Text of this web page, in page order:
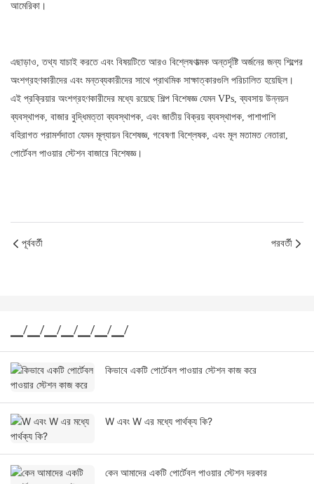
আমেরিকা।
এছাড়াও, তথ্য যাচাই করতে এবং বিষয়টিতে আরও বিশ্লেষণাত্মক অন্তর্দৃষ্টি অর্জনের জন্য শিল্পের
অংশগ্রহণকারীদের এবং মন্তব্যকারীদের সাথে প্রাথমিক সাক্ষাত্কারগুলি পরিচালিত হয়েছিল।
এই প্রক্রিয়ার অংশগ্রহণকারীদের মধ্যে রয়েছে শিল্প বিশেষজ্ঞ যেমন VPs, ব্যবসায় উন্নয়ন
ব্যবস্থাপক, বাজার বুদ্ধিমত্তা ব্যবস্থাপক, এবং জাতীয় বিক্রয় ব্যবস্থাপক, পাশাপাশি
বহিরাগত পরামর্শদাতা যেমন মূল্যায়ন বিশেষজ্ঞ, গবেষণা বিশ্লেষক, এবং মূল মতামত নেতারা,
পোর্টেবল পাওয়ার স্টেশন বাজারে বিশেষজ্ঞ।
পূর্ববর্তী পরবর্তী
▁/▁/▁/▁/▁/▁/▁/
কিভাবে একটি পোর্টেবল পাওয়ার স্টেশন কাজ করে
W এবং W এর মধ্যে পার্থক্য কি?
কেন আমাদের একটি পোর্টেবল পাওয়ার স্টেশন দরকার